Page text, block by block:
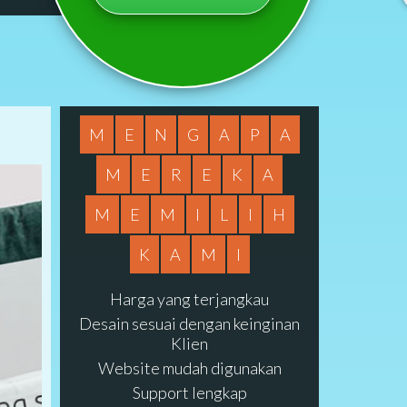
M E N G A P
A
M
E R E K
A
M
E M I L I
H
K
A M I
Harga yang terjangkau
Desain sesuai dengan keinginan
Klien
Website mudah digunakan
Support lengkap